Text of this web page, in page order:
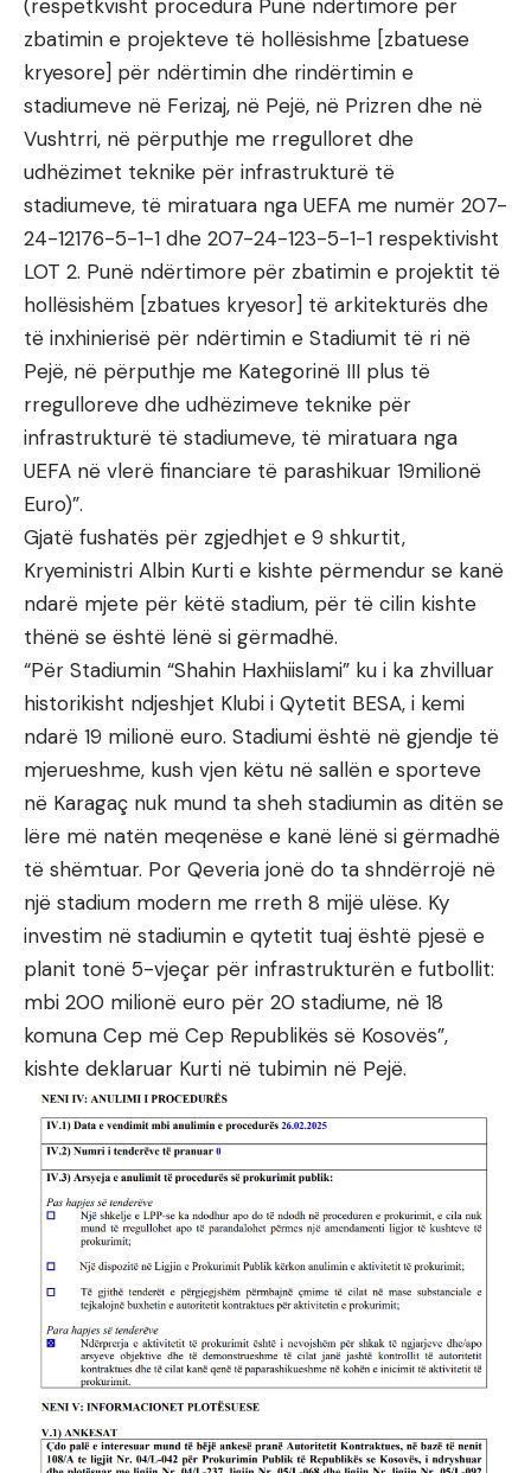
(respetkvisht procedura Punë ndërtimore për
zbatimin e projekteve të hollësishme [zbatuese
kryesore] për ndërtimin dhe rindërtimin e
stadiumeve në Ferizaj, në Pejë, në Prizren dhe në
Vushtrri, në përputhje me rregulloret dhe
udhëzimet teknike për infrastrukturë të
stadiumeve, të miratuara nga UEFA me numër 207-
24-12176-5-1-1 dhe 207-24-123-5-1-1 respektivisht
LOT 2. Punë ndërtimore për zbatimin e projektit të
hollësishëm [zbatues kryesor] të arkitekturës dhe
të inxhinierisë për ndërtimin e Stadiumit të ri në
Pejë, në përputhje me Kategorinë III plus të
rregulloreve dhe udhëzimeve teknike për
infrastrukturë të stadiumeve, të miratuara nga
UEFA në vlerë financiare të parashikuar 19milionë
Euro)”.
Gjatë fushatës për zgjedhjet e 9 shkurtit,
Kryeministri Albin Kurti e kishte përmendur se kanë
ndarë mjete për këtë stadium, për të cilin kishte
thënë se është lënë si gërmadhë.
“Për Stadiumin “Shahin Haxhiislami” ku i ka zhvilluar
historikisht ndjeshjet Klubi i Qytetit BESA, i kemi
ndarë 19 milionë euro. Stadiumi është në gjendje të
mjerueshme, kush vjen këtu në sallën e sporteve
në Karagaç nuk mund ta sheh stadiumin as ditën se
lëre më natën meqenëse e kanë lënë si gërmadhë
të shëmtuar. Por Qeveria jonë do ta shndërrojë në
një stadium modern me rreth 8 mijë ulëse. Ky
investim në stadiumin e qytetit tuaj është pjesë e
planit tonë 5-vjeçar për infrastrukturën e futbollit:
mbi 200 milionë euro për 20 stadiume, në 18
komuna Cep më Cep Republikës së Kosovës”,
kishte deklaruar Kurti në tubimin në Pejë.